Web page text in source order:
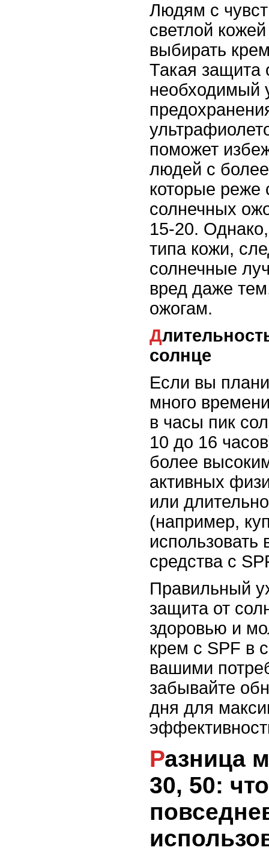
Людям с
светлой
выбирать
Такая защита
необходимый
поможет
людей с
которые реже
солнечных
15-20.
типа кожи,
солнечные
вред даже
ожогам.
Длительность пребывания на
солнце
Если вы
много
в часы пик
10 до 16
более
активных
или
(например,
использовать
средства с
Правильный
защита от
здоровью и
крем с SPF в
вашими
забывайте
дня для
Разница между SPF 15,
30, 50: